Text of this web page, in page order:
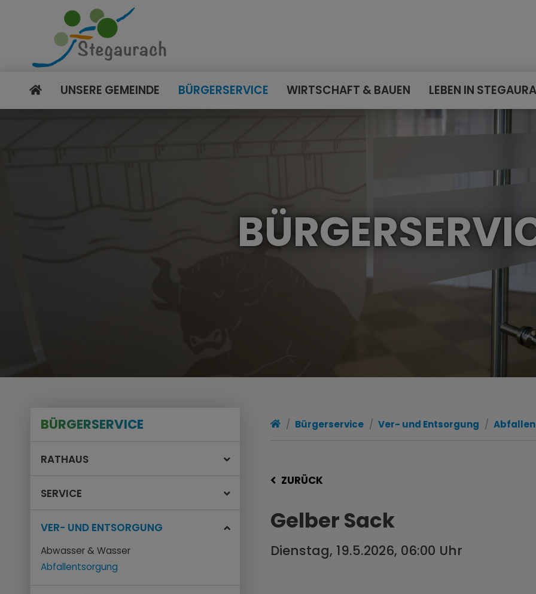
UNSERE GEMEINDE BÜRGERSERVICE WIRTSCHAFT & BAUEN LEBEN IN
BÜRGERSERVICE
RATHAUS
SERVICE
VER- UND ENTSORGUNG
Abwasser & Wasser
Abfallentsorgung
Bürgerservice Ver- und Entsorgung
ZURÜCK
Gelber Sack
Dienstag, 19.5.2026, 06:00 Uhr